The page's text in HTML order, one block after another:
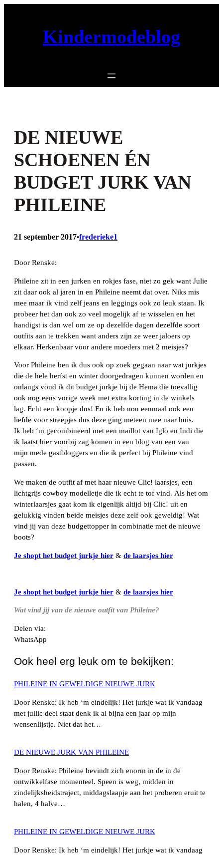
Kindermodeblog
DE NIEUWE
SCHOENEN ÉN
BUDGET JURK VAN
PHILEINE
21 september 2017•frederieke1
Door Renske:
Phileine zit in een jurken en rokjes fase, niet zo gek want Julie
zit daar ook al jaren in en Phileine neemt dat over. Niks mis
mee maar ik vind zelf jeans en leggings ook zo leuk staan. Ik
probeer het dan ook zo veel mogelijk af te wisselen en het
handigst is dan wel om ze op dezelfde dagen dezelfde soort
outfits aan te trekken want anders zijn ze weer jaloers op
elkaar. Herkenbaar voor andere moeders met 2 meisjes?
Voor Phileine ben ik dus ook op zoek gegaan naar wat jurkjes
die de hele herfst en winter doorgedragen kunnen worden en
onlangs vond ik dit budget jurkje bij de Hema die toevallig
ook nog eens vorige week met extra korting in de winkels
lag. Echt een koopje dus! En ik heb nou eenmaal ook een
liefde voor streepjes dus deze ging meteen mee naar huis.
Ik heb ‘m gecombineerd met een maillot van Iglo en Indi die
ik laatst hier voorbij zag komen in een blog van een van
mijn mede gastbloggers en die ik perfect bij Phileine vind
passen.
We maken de outfit af met haar nieuwe Clic! laarsjes, een
lichtgrijs cowboy modelletje die ik echt te tof vind. Als het om
winterlaarsjes gaat kom ik eigenlijk altijd bij Clic! uit en
gelukkig vinden beide meisjes deze zelf ook geweldig! Wat
vind jij van deze budgettopper in combinatie met de nieuwe
boots?
Je shopt het budget jurkje hier & de laarsjes hier
Je shopt het budget jurkje hier & de laarsjes hier
Wat vind jij van de nieuwe outfit van Phileine?
Delen via:
WhatsApp
Ook heel erg leuk om te bekijken:
PHILEINE IN GEWELDIGE NIEUWE JURK
Door Renske: Ik heb ‘m eindelijk! Het jurkje wat ik vandaag
met jullie deel staat denk ik al bijna een jaar op mijn
wensenlijstje. Niet dat het…
DE NIEUWE JURK VAN PHILEINE
Door Renske: Phileine bevindt zich enorm in de in de
ontwikkelfase momenteel. Speen is weg, midden in
zindelijksheidstraject, middagslaapje aan het proberen eruit te
halen, 4 halve…
PHILEINE IN GEWELDIGE NIEUWE JURK
Door Renske: Ik heb ‘m eindelijk! Het jurkje wat ik vandaag